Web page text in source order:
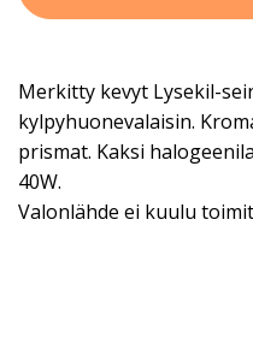
Merkitty kevyt Lysekil-
kylpyhuonevalaisin.
prismat. Kaksi
40W.
Valonlähde ei kuulu